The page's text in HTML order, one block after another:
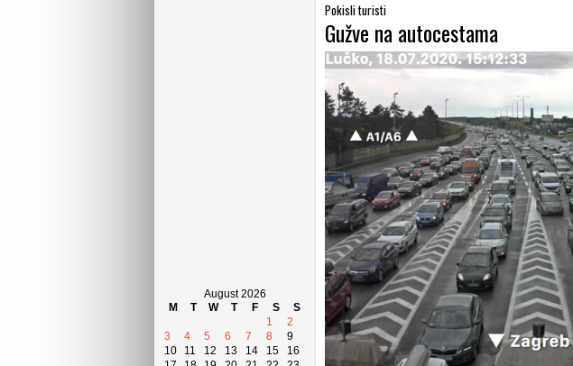
August 2026
M
T W T F S
S
1
2
3
4 5 6 7 8
9
10
11 12 13 14 15
16
Pokisli turisti
Gužve na autocestama